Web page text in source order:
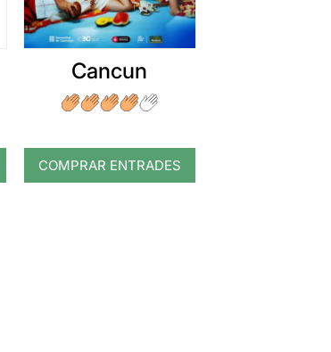
Cancun
COMPRAR ENTRADES